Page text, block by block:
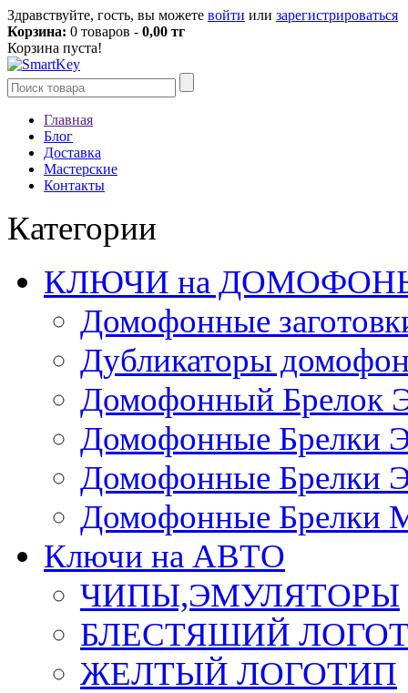
Здравствуйте, гость, вы можете войти или зарегистрироваться
Корзина: 0 товаров - 0,00 тг
Корзина пуста!
Главная
Блог
Доставка
Мастерские
Контакты
Категории
КЛЮЧИ на
Домофонные
Дубликаторы
Домофонный Брелок
Домофонные Брелки
Домофонные Брелки
Домофонные Брелки
Ключи на АВТО
ЧИПЫ,ЭМУЛЯТОРЫ
БЛЕСТЯШИЙ
ЖЕЛТЫЙ ЛОГОТИП